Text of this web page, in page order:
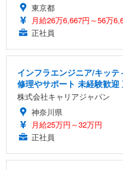
東京都
月給26万6,667円～56万
正社員
インフラエンジニア/キッ
修理やサポート 未経験歓迎
株式会社キャリアジャパン
神奈川県
月給25万円～32万円
正社員